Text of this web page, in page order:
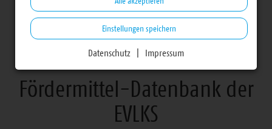
Fördermittel-Datenbank der
EVLKS
Einstellungen speichern
Datenschutz Impressum